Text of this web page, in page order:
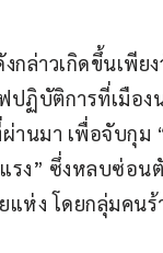
กล่าวเกิดขึ้นเพียง
ฏิบัติการที่เมือง
านมา เพื่อจับกุม
รง” ซึ่งหลบซ่อน
แห่ง โดยกลุ่มคน